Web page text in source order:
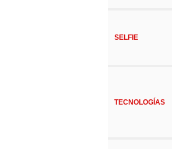
SELFIE
TECNOLOGÍAS